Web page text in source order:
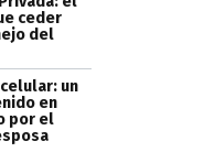
ceder
del
un
en
por el